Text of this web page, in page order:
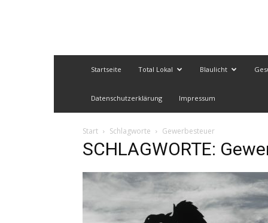
Startseite Total Lokal Blaulicht
Datenschutzerklärung Impressum
Start Schlagworte Gewerbesteuer
SCHLAGWORTE: